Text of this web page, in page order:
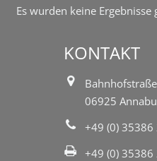
Es wurden keine Ergebnisse
KONTAKT
06925
+49 (0) 35386
+49 (0) 35386